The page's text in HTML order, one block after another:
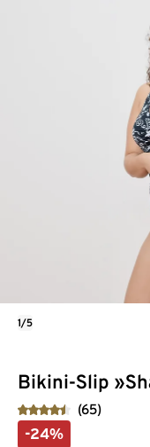
Bikini-Slip
(65)
-24%
1/5